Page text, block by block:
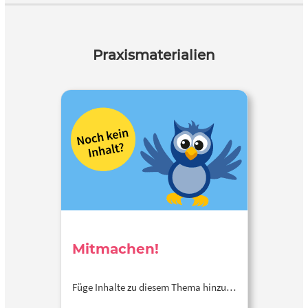
Praxismaterialien
Mitmachen!
Füge Inhalte zu diesem Thema hinzu…